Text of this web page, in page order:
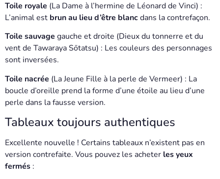
Toile royale (La Dame à l’hermine de Léonard de Vinci) :
L’animal est brun au lieu d’être blancdans la contrefaçon.
Toile sauvage gauche et droite (Dieux du tonnerre et du
vent de Tawaraya Sōtatsu) : Les couleurs des personnages
sont inversées.
Toile nacrée (La Jeune Fille à la perle de Vermeer) : La
boucle d’oreille prend la forme d’une étoile au lieu d’une
perle dans la fausse version.
Tableaux toujours authentiques
Excellente nouvelle ! Certains tableaux n’existent pas en
version contrefaite. Vous pouvez les acheter les yeux
fermés :